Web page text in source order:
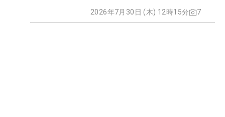
2026年7月30日 (木) 12時15分 7